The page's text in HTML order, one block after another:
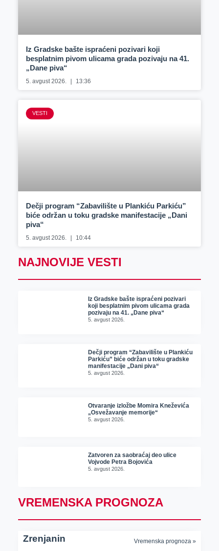
Iz Gradske bašte ispraćeni pozivari koji
besplatnim pivom ulicama grada pozivaju na 41.
„Dane piva“
5. avgust 2026. 13:36
VESTI
Dečji program “Zabavilište u Plankiću Parkiću”
biće održan u toku gradske manifestacije „Dani
piva“
5. avgust 2026. 10:44
NAJNOVIJE VESTI
Iz Gradske bašte ispraćeni pozivari
koji besplatnim pivom ulicama grada
pozivaju na 41. „Dane piva“
5. avgust 2026.
Dečji program “Zabavilište u Plankiću
Parkiću” biće održan u toku gradske
manifestacije „Dani piva“
5. avgust 2026.
Otvaranje izložbe Momira Kneževića
„Osvežavanje memorije“
5. avgust 2026.
Zatvoren za saobraćaj deo ulice
Vojvode Petra Bojovića
5. avgust 2026.
VREMENSKA PROGNOZA